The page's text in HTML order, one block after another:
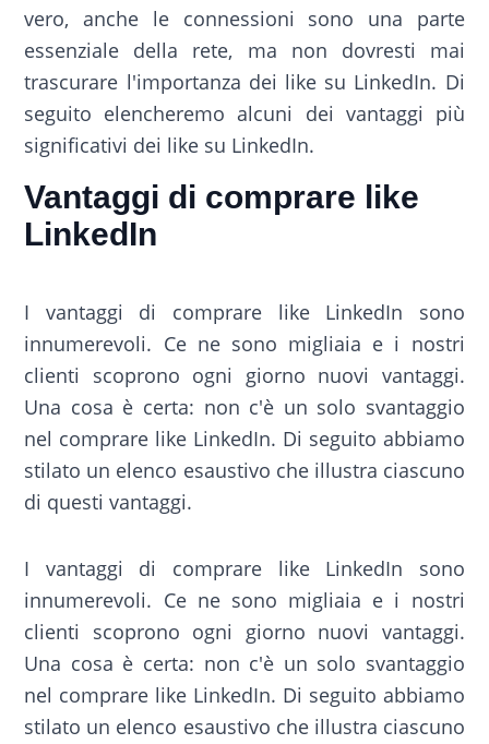
vero, anche le connessioni sono una parte
essenziale della rete, ma non dovresti mai
trascurare l'importanza dei like su LinkedIn. Di
seguito elencheremo alcuni dei vantaggi più
significativi dei like su LinkedIn.
Vantaggi di comprare like
LinkedIn
I vantaggi di comprare like LinkedIn sono
innumerevoli. Ce ne sono migliaia e i nostri
clienti scoprono ogni giorno nuovi vantaggi.
Una cosa è certa: non c'è un solo svantaggio
nel comprare like LinkedIn. Di seguito abbiamo
stilato un elenco esaustivo che illustra ciascuno
di questi vantaggi.
I vantaggi di comprare like LinkedIn sono
innumerevoli. Ce ne sono migliaia e i nostri
clienti scoprono ogni giorno nuovi vantaggi.
Una cosa è certa: non c'è un solo svantaggio
nel comprare like LinkedIn. Di seguito abbiamo
stilato un elenco esaustivo che illustra ciascuno